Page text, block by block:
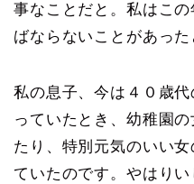
事なことだと。私はこ
ばならないことがあった
私の息子、今は４０歳
っていたとき、幼稚園
たり、特別元気のいい
ていたのです。やはり